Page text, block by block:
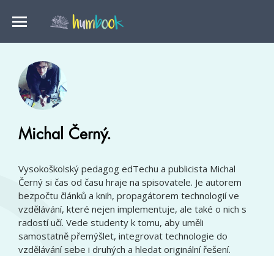
Michal Černý.
Vysokoškolský pedagog edTechu a publicista Michal
Černý si čas od času hraje na spisovatele. Je autorem
bezpočtu článků a knih, propagátorem technologií ve
vzdělávání, které nejen implementuje, ale také o nich s
radostí učí. Vede studenty k tomu, aby uměli
samostatně přemýšlet, integrovat technologie do
vzdělávání sebe i druhých a hledat originální řešení.